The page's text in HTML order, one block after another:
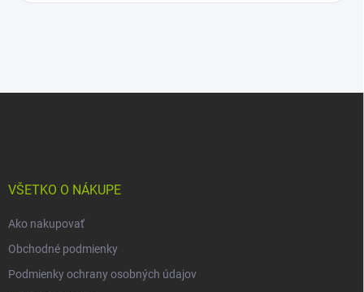
VŠETKO O NÁKUPE
Ako nakupovať
Obchodné podmienky
Podmienky ochrany osobných údajov